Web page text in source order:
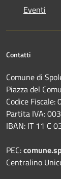
Eventi
Contatti
Comune di
Piazza del
Codice
Partita IVA:
IBAN: IT 11 C
PEC:
Centralino